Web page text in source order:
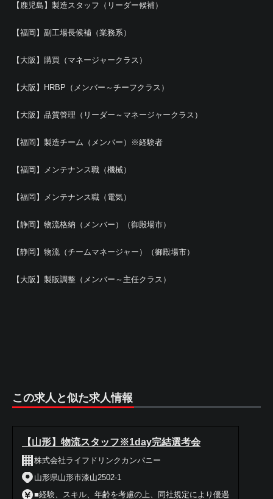
【鹿児島】製造スタッフ（リーダー候補）
【福岡】副工場長候補（業務系）
【大阪】購買（マネージャークラス）
【大阪】HRBP（メンバー～チーフクラス）
【大阪】品質管理（リーダー～マネージャークラス）
【福岡】製造チーム（メンバー）※経験者
【福岡】メンテナンス職（機械）
【福岡】メンテナンス職（電気）
【静岡】物流格納（メンバー）（御殿場市）
【静岡】物流（チームマネージャー）（御殿場市）
【大阪】製販調整（メンバー～主任クラス）
この求人と似た求人情報
【山形】物流スタッフ※1day完結選考会
株式会社ライフドリンクカンパニー
山形県山形市漆山2502-1
■経験、スキル、年齢を考慮の上、同社規定により優遇